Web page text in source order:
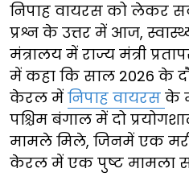
निपाह वायरस को लेकर
प्रश्न के उत्तर में आज,
मंत्रालय में राज्य मंत्री
में कहा कि साल 2026 के
केरल में निपाह वायरस के
पश्चिम बंगाल में दो
मामले मिले, जिनमें एक
केरल में एक पुष्ट मामला